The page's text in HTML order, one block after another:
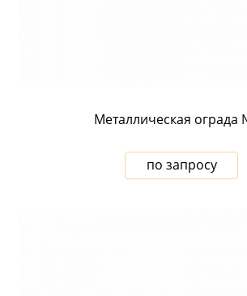
Металлическая ограда
по запросу